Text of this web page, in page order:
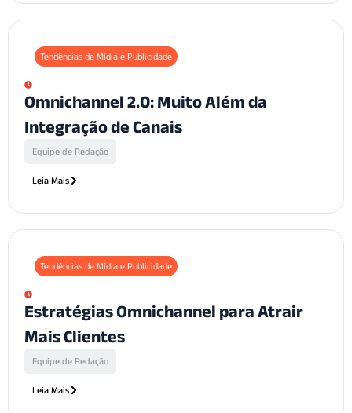
Tendências de Mídia e Publicidade
Omnichannel 2.0: Muito Além da
Integração de Canais
Equipe de Redação
Leia Mais
Tendências de Mídia e Publicidade
Estratégias Omnichannel para Atrair
Mais Clientes
Equipe de Redação
Leia Mais